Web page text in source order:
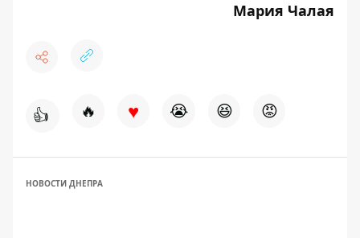
Мария Чалая
👍 🔥 ♥ 😭 😆 😡
НОВОСТИ ДНЕПРА